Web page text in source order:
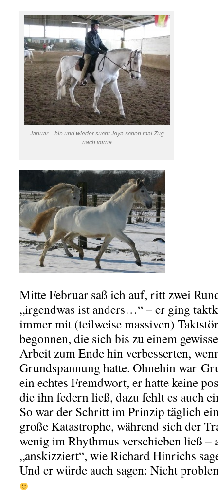
Januar – hin und wieder sucht Joya schon mal Zug
nach vorne
Mitte Februar saß ich auf, ritt zwei
„irgendwas ist anders…“ – er ging
immer mit (teilweise massiven)
begonnen, die sich bis zu einem
Arbeit zum Ende hin verbesserten,
Grundspannung hatte. Ohnehin war
ein echtes Fremdwort, er hatte keine
die ihn federn ließ, dazu fehlt es auch
So war der Schritt im Prinzip täglich
große Katastrophe, während sich der
wenig im Rhythmus verschieben ließ –
„anskizziert“, wie Richard Hinrichs
Und er würde auch sagen: Nicht